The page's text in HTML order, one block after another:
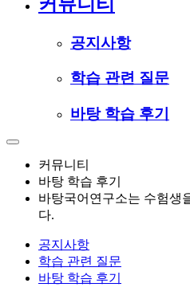
공지사항
학습 관련 질문
바탕 학습 후기
커뮤니티
바탕 학습 후기
바탕국어연구소는 수험생
다.
공지사항
학습 관련 질문
바탕 학습 후기